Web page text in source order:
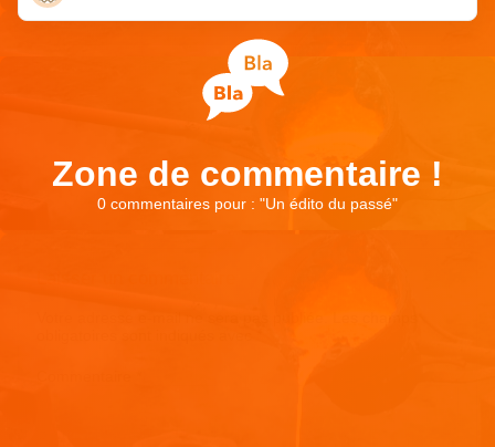
Zone de commentaire !
0 commentaires pour : "Un édito du passé"